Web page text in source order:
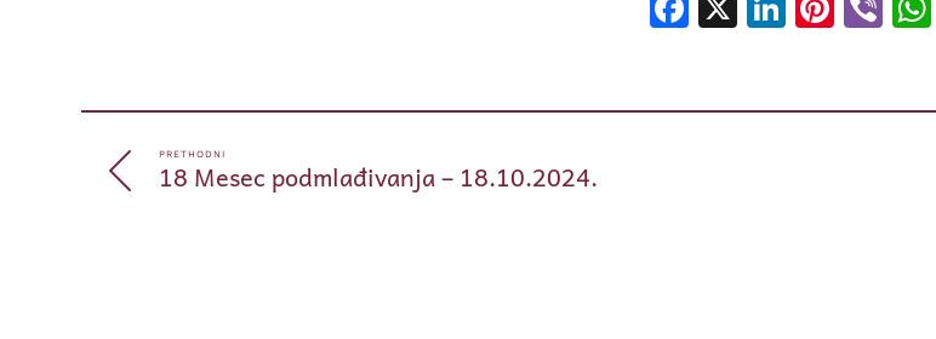
PRETHODNI
18 Mesec podmlađivanja – 18.10.2024.